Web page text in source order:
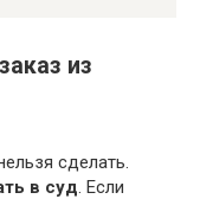
из
сделать.
в суд . Если